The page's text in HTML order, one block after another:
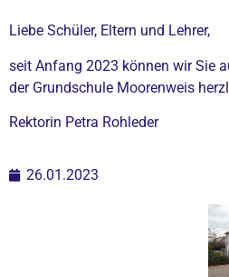
Liebe Schüler, Eltern und Lehrer,
seit Anfang 2023 können wir Sie
der Grundschule Moorenweis
Rektorin Petra Rohleder
26.01.2023